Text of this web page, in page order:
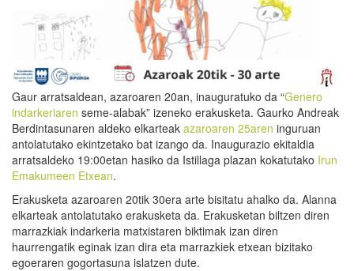
Gaur arratsaldean, azaroaren 20an, inauguratuko da “Genero
indarkeriaren seme-alabak” izeneko erakusketa. Gaurko Andreak
Berdintasunaren aldeko elkarteak azaroaren 25aren inguruan
antolatutako ekintzetako bat izango da. Inaugurazio ekitaldia
arratsaldeko 19:00etan hasiko da Istillaga plazan kokatutako Irun
Emakumeen Etxean.
Erakusketa azaroaren 20tik 30era arte bisitatu ahalko da. Alanna
elkarteak antolatutako erakusketa da. Erakusketan biltzen diren
marrazkiak indarkeria matxistaren biktimak izan diren
haurrengatik eginak izan dira eta marrazkiek etxean bizitako
egoeraren gogortasuna islatzen dute.